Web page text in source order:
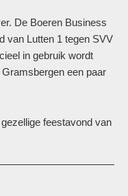
De Boeren Business
van Lutten 1 tegen SVV
in gebruik wordt
een paar
feestavond van